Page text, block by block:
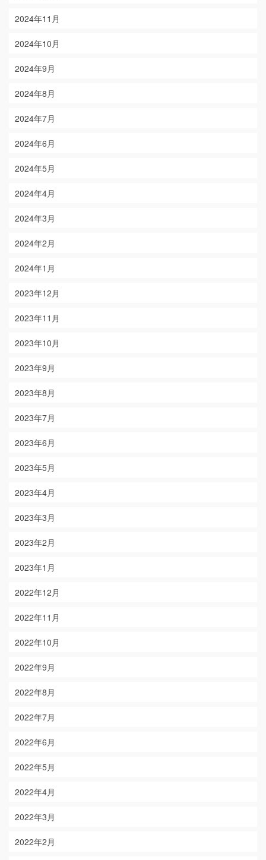
2024年11月
2024年10月
2024年9月
2024年8月
2024年7月
2024年6月
2024年5月
2024年4月
2024年3月
2024年2月
2024年1月
2023年12月
2023年11月
2023年10月
2023年9月
2023年8月
2023年7月
2023年6月
2023年5月
2023年4月
2023年3月
2023年2月
2023年1月
2022年12月
2022年11月
2022年10月
2022年9月
2022年8月
2022年7月
2022年6月
2022年5月
2022年4月
2022年3月
2022年2月